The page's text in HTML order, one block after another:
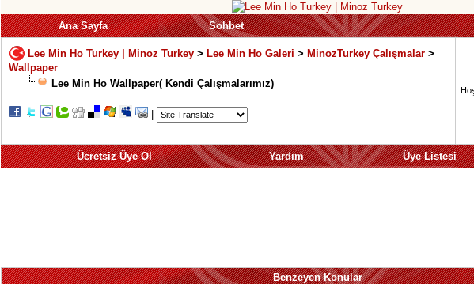
Ana Sayfa Sohbet
Lee Min Ho Turkey | Minoz Turkey > Lee Min Ho Galeri > MinozTurkey Çalışmalar >
Wallpaper
Lee Min Ho Wallpaper( Kendi Çalışmalarımız)
Ücretsiz Üye Ol Yardım Üye Listesi
Benzeyen Konular